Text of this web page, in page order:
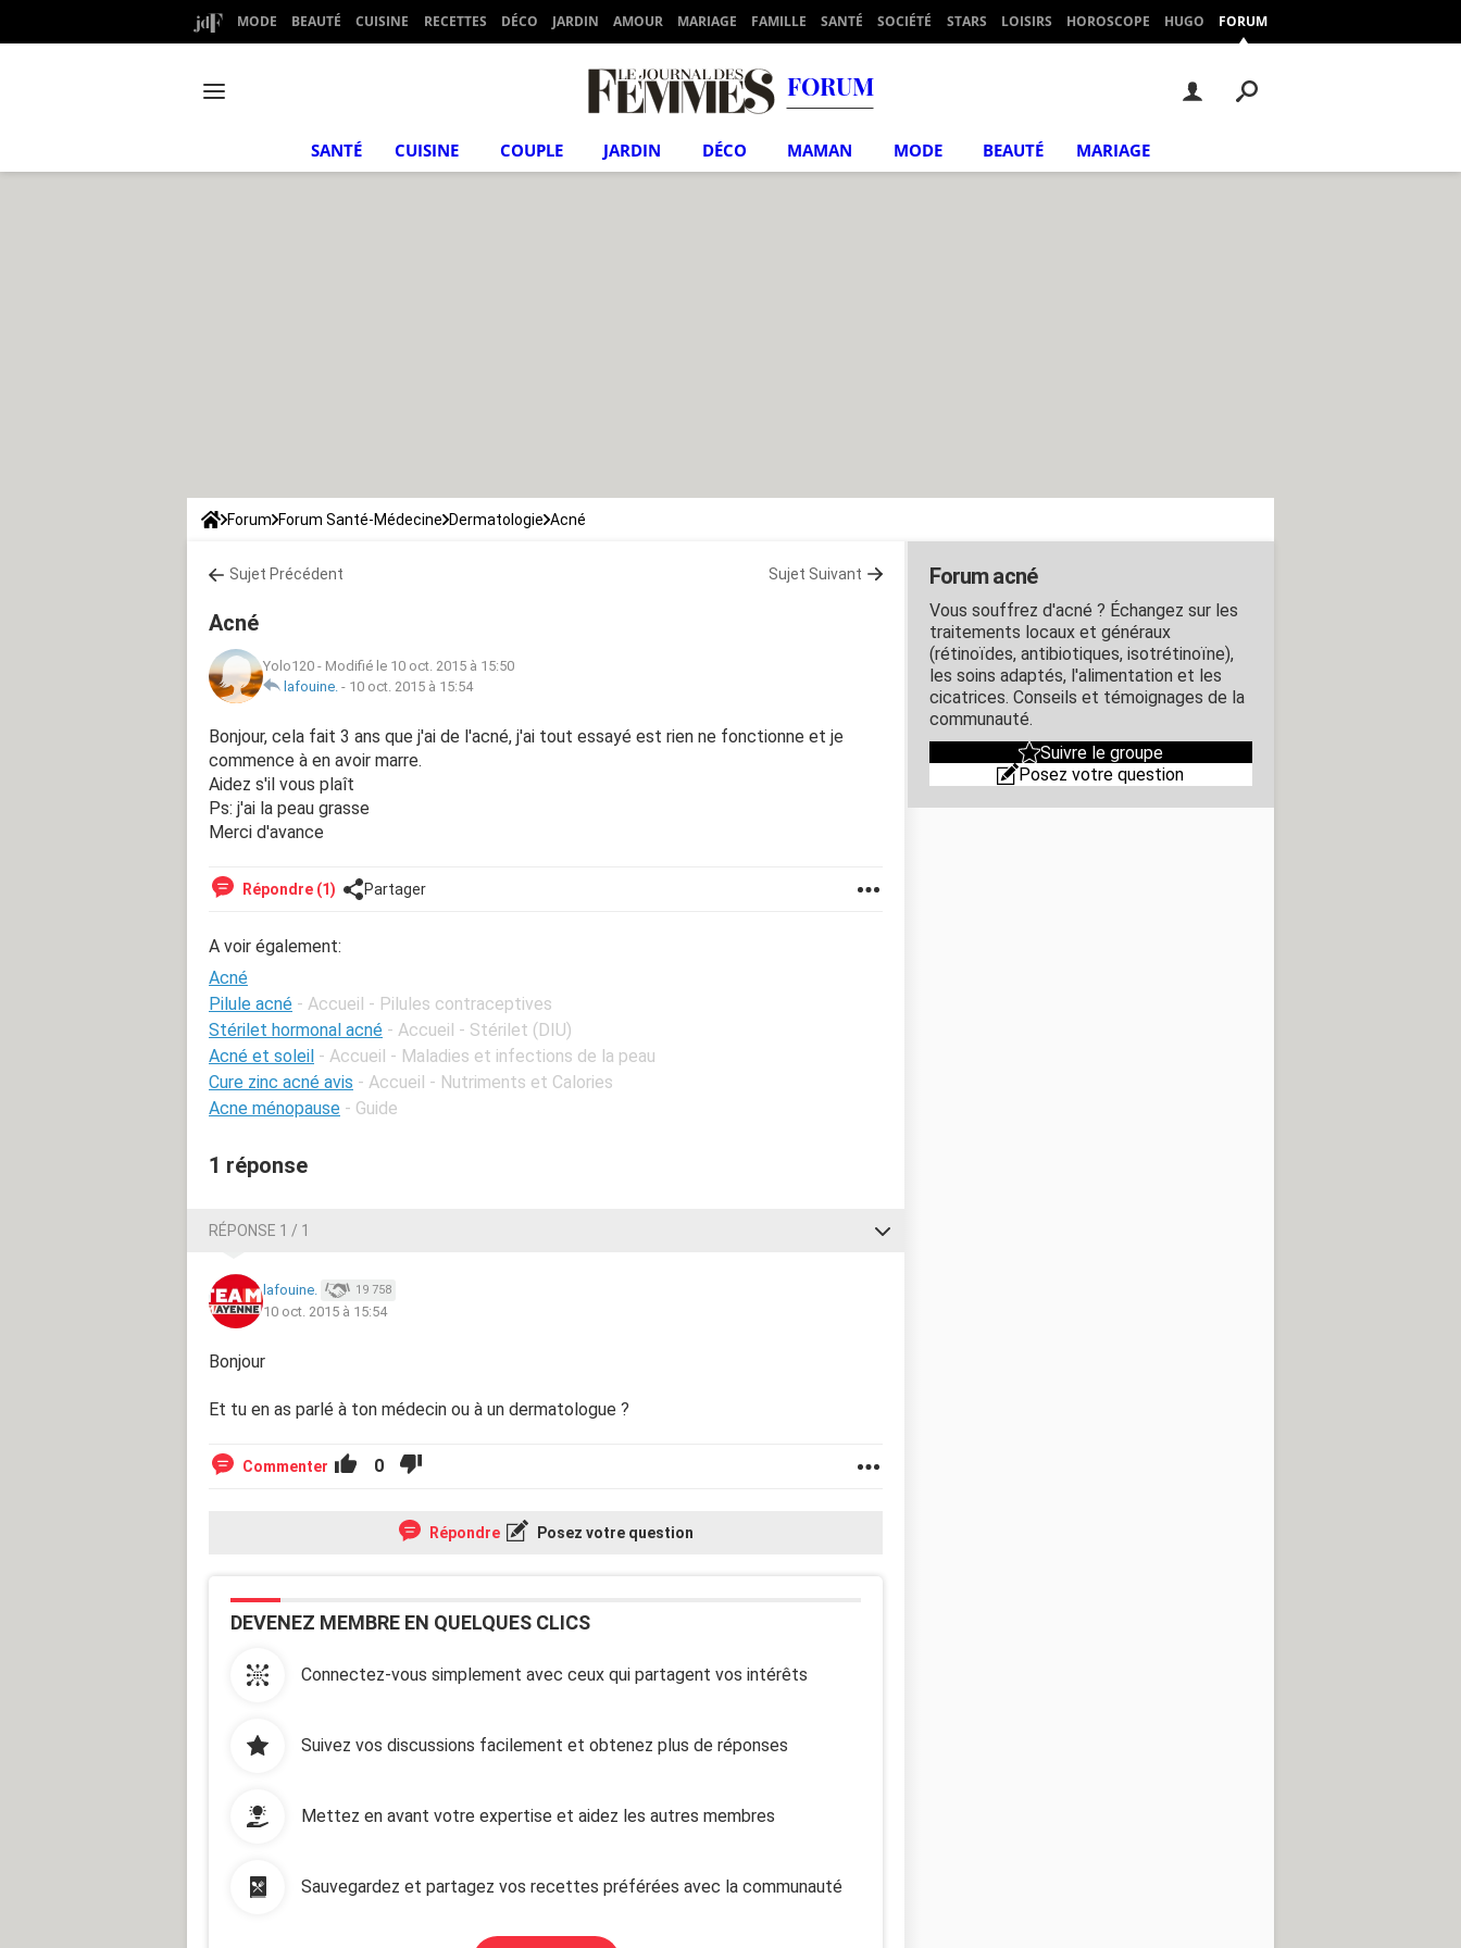
MODE BEAUTÉ CUISINE RECETTES DÉCO JARDIN AMOUR MARIAGE FAMILLE SANTÉ SOCIÉTÉ STARS LOISIRS HOROSCOPE HUGO FORUM
FORUM
SANTÉ CUISINE COUPLE JARDIN DÉCO MAMAN MODE BEAUTÉ MARIAGE
Forum Forum Santé-Médecine Dermatologie Acné
Sujet Précédent Sujet Suivant
Acné
Yolo120 - Modifié le 10 oct. 2015 à 15:50
lafouine. - 10 oct. 2015 à 15:54
Bonjour, cela fait 3 ans que j'ai de l'acné, j'ai tout essayé est rien ne fonctionne et je
commence à en avoir marre.
Aidez s'il vous plaît
Ps: j'ai la peau grasse
Merci d'avance
Répondre (1) Partager
A voir également:
Acné
Pilule acné - Accueil - Pilules contraceptives
Stérilet hormonal acné - Accueil - Stérilet (DIU)
Acné et soleil - Accueil - Maladies et infections de la peau
Cure zinc acné avis - Accueil - Nutriments et Calories
Acne ménopause - Guide
1 réponse
RÉPONSE 1 / 1
lafouine. 19 758
10 oct. 2015 à 15:54
Bonjour
Et tu en as parlé à ton médecin ou à un dermatologue ?
Commenter 0
Répondre Posez votre question
DEVENEZ MEMBRE EN QUELQUES CLICS
Connectez-vous simplement avec ceux qui partagent vos intérêts
Suivez vos discussions facilement et obtenez plus de réponses
Mettez en avant votre expertise et aidez les autres membres
Sauvegardez et partagez vos recettes préférées avec la communauté
Forum acné
Vous souffrez d'acné ? Échangez sur les
traitements locaux et généraux
(rétinoïdes, antibiotiques, isotrétinoïne),
les soins adaptés, l'alimentation et les
cicatrices. Conseils et témoignages de la
communauté.
Suivre le groupe
Posez votre question